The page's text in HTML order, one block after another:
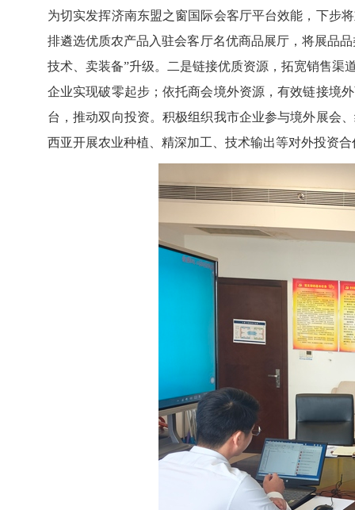
为切实发挥济南东盟之窗国际会客厅平台效能，下步
排遴选优质农产品入驻会客厅名优商品展厅，将展品
技术、卖装备”升级。二是链接优质资源，拓宽销售
企业实现破零起步；依托商会境外资源，有效链接境
台，推动双向投资。积极组织我市企业参与境外展会
西亚开展农业种植、精深加工、技术输出等对外投资